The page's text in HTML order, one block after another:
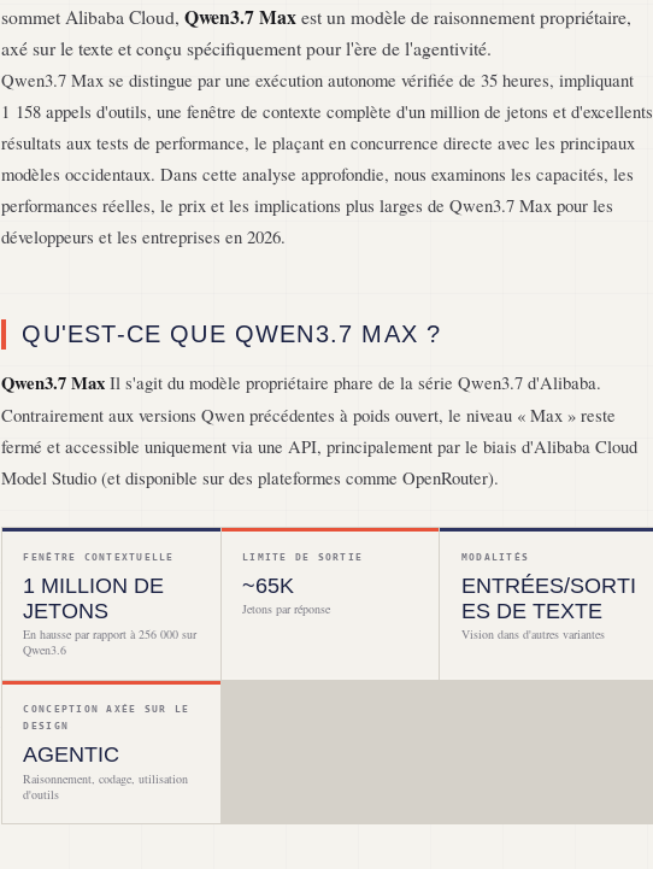
sommet Alibaba Cloud, Qwen3.7 Maxest un modèle de raisonnement propriétaire,
axé sur le texte et conçu spécifiquement pour l'ère de l'agentivité.
Qwen3.7 Max se distingue par une exécution autonome vérifiée de 35 heures, impliquant
1 158 appels d'outils, une fenêtre de contexte complète d'un million de jetons et d'excellents
résultats aux tests de performance, le plaçant en concurrence directe avec les principaux
modèles occidentaux. Dans cette analyse approfondie, nous examinons les capacités, les
performances réelles, le prix et les implications plus larges de Qwen3.7 Max pour les
développeurs et les entreprises en 2026.
QU'EST-CE QUE QWEN3.7 MAX ?
Qwen3.7 MaxIl s'agit du modèle propriétaire phare de la série Qwen3.7 d'Alibaba.
Contrairement aux versions Qwen précédentes à poids ouvert, le niveau « Max » reste
fermé et accessible uniquement via une API, principalement par le biais d'Alibaba Cloud
Model Studio (et disponible sur des plateformes comme OpenRouter).
FENÊTRE CONTEXTUELLE
1 MILLION DE
JETONS
En hausse par rapport à 256 000 sur
Qwen3.6
LIMITE DE SORTIE
~65K
Jetons par réponse
MODALITÉS
ENTRÉES/SORTI
ES DE TEXTE
Vision dans d'autres variantes
CONCEPTION AXÉE SUR LE
DESIGN
AGENTIC
Raisonnement, codage, utilisation
d'outils